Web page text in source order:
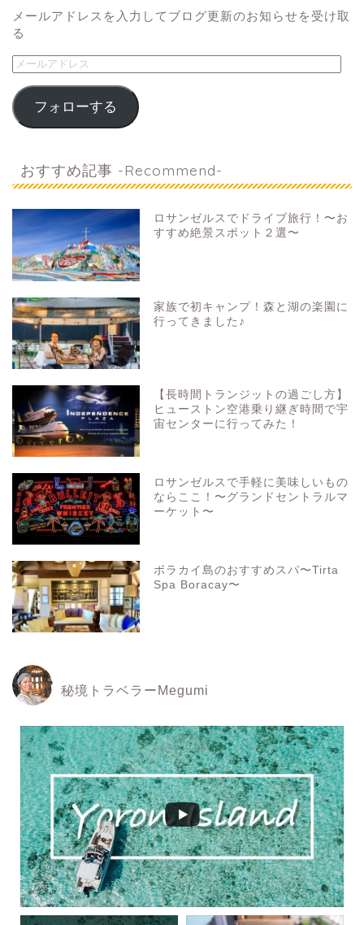
メールアドレスを入力してブログ更新のお知らせを受け取
る
フォローする
おすすめ記事 -Recommend-
ロサンゼルスでドライブ旅行！〜お
すすめ絶景スポット２選〜
家族で初キャンプ！森と湖の楽園に
行ってきました♪
【長時間トランジットの過ごし方】
ヒューストン空港乗り継ぎ時間で宇
宙センターに行ってみた！
ロサンゼルスで手軽に美味しいもの
ならここ！〜グランドセントラルマ
ーケット〜
ボラカイ島のおすすめスパ〜Tirta
Spa Boracay〜
秘境トラベラーMegumi